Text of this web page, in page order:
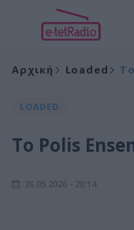
Αρχική Loaded
LOADED
Το Polis
26.05.2026 - 20:14